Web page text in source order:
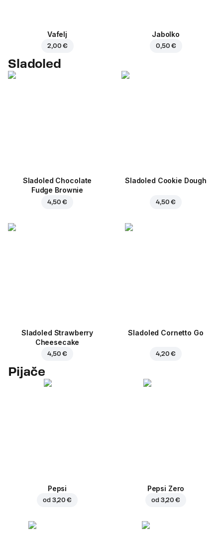
Vafelj
2,00 €
Jabolko
0,50 €
Sladoled
Sladoled Chocolate
Fudge Brownie
4,50 €
Sladoled Cookie Dough
4,50 €
Sladoled Strawberry
Cheesecake
4,50 €
Sladoled Cornetto Go
4,20 €
Pijače
Pepsi
od 3,20 €
Pepsi Zero
od 3,20 €